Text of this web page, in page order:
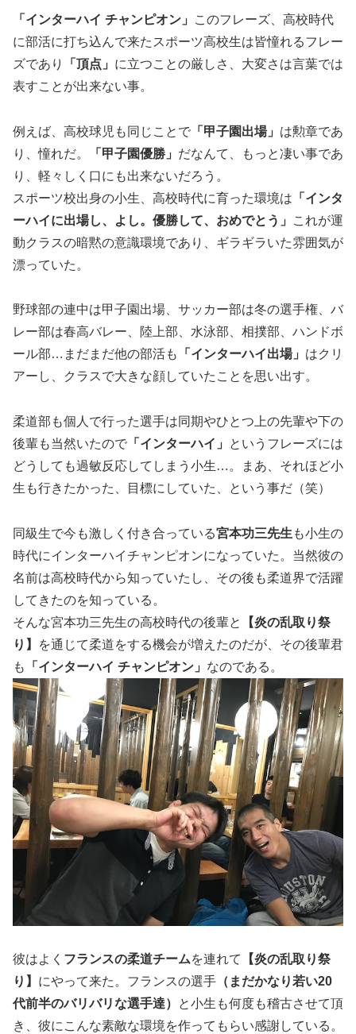
「インターハイ チャンピオン」
このフレーズ、高校時代
に部活に打ち込んで来たスポーツ高校生は皆憧れるフレー
ズであり
「頂点」 に立つことの厳しさ、大変さは言葉では
表すことが出来ない事。
例えば、高校球児も同じことで 「甲子園出場」 は勲章であ
り、憧れだ。
「甲子園優勝」 だなんて、もっと凄い事であ
り、軽々しく口にも出来ないだろう。
スポーツ校出身の小生、高校時代に育った環境は 「インタ
ーハイに出場し、よし。優勝して、おめでとう」
これが運
動クラスの暗黙の意識環境であり、ギラギラいた雰囲気が
漂っていた。
野球部の連中は甲子園出場、サッカー部は冬の選手権、バ
レー部は春高バレー、陸上部、水泳部、相撲部、ハンドボ
ール部…まだまだ他の部活も
「インターハイ出場」 はクリ
アーし、クラスで大きな顔していたことを思い出す。
柔道部も個人で行った選手は同期やひとつ上の先輩や下の
後輩も当然いたので 「インターハイ」
というフレーズには
どうしても過敏反応してしまう小生…。まあ、それほど小
生も行きたかった、目標にしていた、という事だ（笑）
同級生で今も激しく付き合っている宮本功三先生 も小生の
時代にインターハイチャンピオンになっていた。当然彼の
名前は高校時代から知っていたし、その後も柔道界で活躍
してきたのを知っている。
そんな宮本功三先生の高校時代の後輩と
【炎の乱取り祭
り】
を通じて柔道をする機会が増えたのだが、その後輩君
も
「インターハイ チャンピオン」 なのである。
彼はよく フランスの柔道チームを連れて
【炎の乱取り祭
り】 にやって来た。フランスの選手 （まだかなり若い20
代前半のバリバリな選手達）
と小生も何度も稽古させて頂
き、彼にこんな素敵な環境を作ってもらい感謝している。